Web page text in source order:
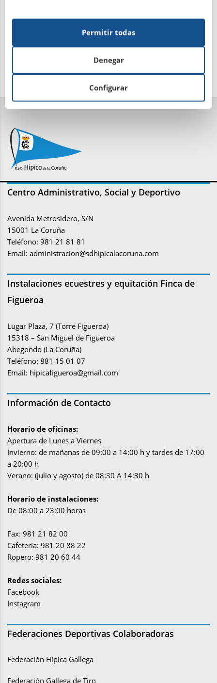
Centro Administrativo, Social y Deportivo
Avenida Metrosidero, S/N
15001 La Coruña
Teléfono: 981 21 81 81
Email: administracion@sdhipicalacoruna.com
Instalaciones ecuestres y equitación Finca de
Figueroa
Lugar Plaza, 7 (Torre Figueroa)
15318 – San Miguel de Figueroa
Abegondo (La Coruña)
Teléfono: 881 15 01 07
Email: hipicafigueroa@gmail.com
Información de Contacto
Horario de oficinas:
Apertura de Lunes a Viernes
Invierno: de mañanas de 09:00 a 14:00 h y tardes de 17:00
a 20:00 h
Verano: (julio y agosto) de 08:30 A 14:30 h
Horario de instalaciones:
De 08:00 a 23:00 horas
Fax: 981 21 82 00
Cafetería: 981 20 88 22
Ropero: 981 20 60 44
Redes sociales:
Facebook
Instagram
Federaciones Deportivas Colaboradoras
Federación Hípica Gallega
Federación Gallega de Tiro
Configurar
Denegar
Permitir todas